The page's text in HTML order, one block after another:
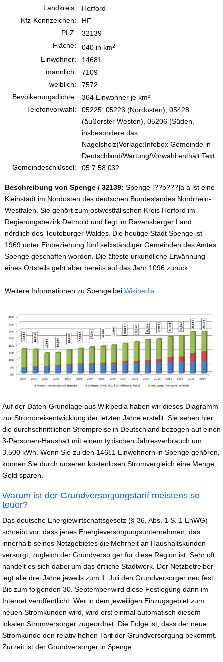
Landkreis:
Herford
Kfz-Kennzeichen:
HF
PLZ:
32139
Fläche:
040 in km2
Einwohner:
14681
männlich:
7109
weiblich:
7572
Bevölkerungsdichte:
364 Einwohner je km²
Telefonvorwahl:
05225, 05223 (Nordosten), 05428
(äußerster Westen), 05206 (Süden,
insbesondere das
Nagelsholz)Vorlage:Infobox Gemeinde in
Deutschland/Wartung/Vorwahl enthält Text
Gemeindeschlüssel:
05 7 58 032
Beschreibung von Spenge / 32139: Spenge [??p???]a a ist eine
Kleinstadt im Nordosten des deutschen Bundeslandes Nordrhein-
Westfalen. Sie gehört zum ostwestfälischen Kreis Herford im
Regierungsbezirk Detmold und liegt im Ravensberger Land
nördlich des Teutoburger Waldes. Die heutige Stadt Spenge ist
1969 unter Einbeziehung fünf selbständiger Gemeinden des Amtes
Spenge geschaffen worden. Die älteste urkundliche Erwähnung
eines Ortsteils geht aber bereits auf das Jahr 1096 zurück.
Weitere Informationen zu Spenge bei Wikipedia
Auf der Daten-Grundlage aus Wikipedia haben wir dieses Diagramm
zur Strompreisentwicklung der letzten Jahre erstellt. Sie sehen hier
die durchschnittlichen Strompreise in Deutschland bezogen auf einen
3-Personen-Haushalt mit einem typischen Jahresverbrauch um
3.500 kWh. Wenn Sie zu den 14681 Einwohnern in Spenge gehören,
können Sie durch unseren kostenlosen Stromvergleich eine Menge
Geld sparen.
Warum ist der Grundversorgungstarif meistens so
teuer?
Das deutsche Energiewirtschaftsgesetz (§ 36, Abs. 1 S. 1 EnWG)
schreibt vor, dass jenes Energieversorgungsunternehmen, das
innerhalb seines Netzgebietes die Mehrheit an Haushaltskunden
versorgt, zugleich der Grundversorger für diese Region ist. Sehr oft
handelt es sich dabei um das örtliche Stadtwerk. Der Netzbetreiber
legt alle drei Jahre jeweils zum 1. Juli den Grundversorger neu fest.
Bis zum folgenden 30. September wird diese Festlegung dann im
Internet veröffentlicht. Wer in dem jeweiligen Einzugsgebiet zum
neuen Stromkunden wird, wird erst einmal automatisch diesem
lokalen Stromversorger zugeordnet. Die Folge ist, dass der neue
Stromkunde den relativ hohen Tarif der Grundversorgung bekommt.
Zurzeit ist der Grundversorger in Spenge.